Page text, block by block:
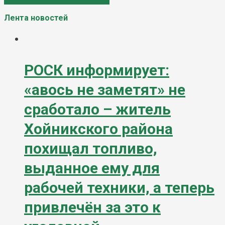
Лента новостей
РОСК информирует:
«авось не заметят» не
сработало – житель
Хойникского района
похищал топливо,
выданное ему для
рабочей техники, а теперь
привлечён за это к